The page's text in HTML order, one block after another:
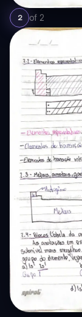
2 of 2